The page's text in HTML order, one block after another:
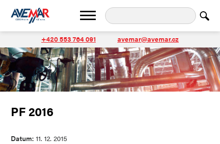
+420 553 764 091 avemar@avemar.cz
PF 2016
Datum: 11. 12. 2015